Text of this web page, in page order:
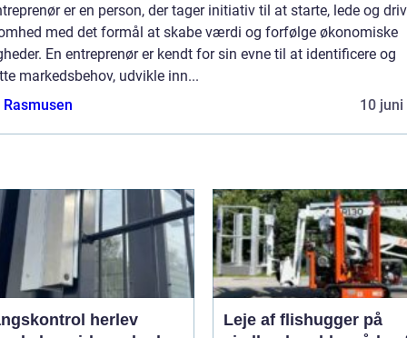
er en person, der tager initiativ til at starte, lede og
med det formål at skabe værdi og forfølge økonomiske
En entreprenør er kendt for sin evne til at identificere og
markedsbehov, udvikle inn...
10 juni
herlev
Leje af flishugger på